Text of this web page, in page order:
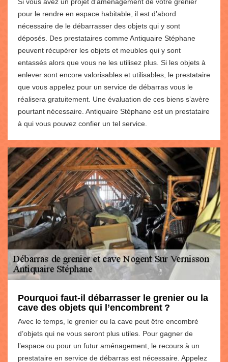
pour le rendre en espace habitable, il est d’abord
nécessaire de le débarrasser des objets qui y sont
déposés. Des prestataires comme Antiquaire Stéphane
peuvent récupérer les objets et meubles qui y sont
entassés alors que vous ne les utilisez plus. Si les objets à
enlever sont encore valorisables et utilisables, le prestataire
que vous appelez pour un service de débarras vous le
réalisera gratuitement. Une évaluation de ces biens s’avère
pourtant nécessaire. Antiquaire Stéphane est un prestataire
à qui vous pouvez confier un tel service.
Pourquoi faut-il débarrasser le grenier ou la
cave des objets qui l’encombrent ?
Avec le temps, le grenier ou la cave peut être encombré
d’objets qui ne vous seront plus utiles. Pour gagner de
l’espace ou pour un futur aménagement, le recours à un
prestataire en service de débarras est nécessaire. Appelez